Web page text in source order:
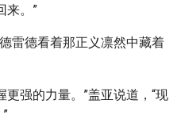
来。”
雷德看着那正义凛然中藏着
强的力量。”盖亚说道，“现